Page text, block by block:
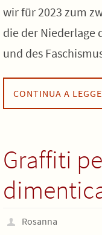
wir für 2023 zum
die der Niederlage
und des
CONTINUA A
Graffiti
Rosanna